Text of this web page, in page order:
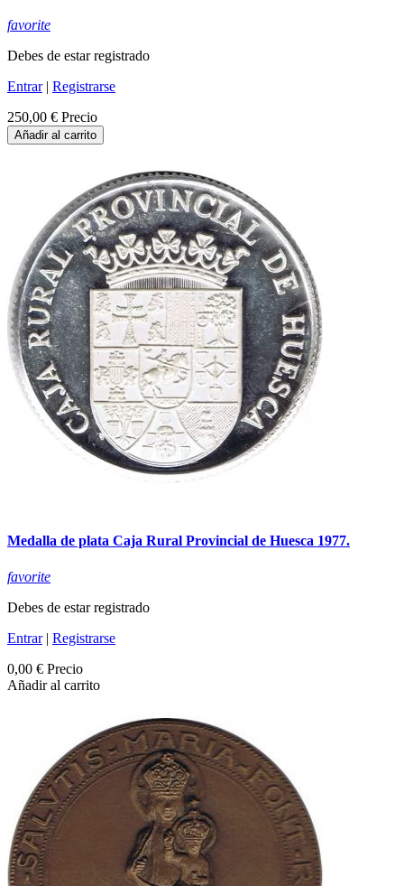
favorite
Debes de estar registrado
Entrar| Registrarse
250,00 € Precio
Añadir al carrito
Medalla de plata Caja Rural Provincial de Huesca 1977.
favorite
Debes de estar registrado
Entrar| Registrarse
0,00 € Precio
Añadir al carrito